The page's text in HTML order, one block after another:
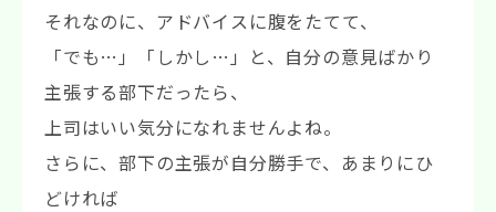
それなのに、アドバイスに腹をたてて、
「でも…」「しかし…」と、自分の意見ばかり
主張する部下だったら、
上司はいい気分になれませんよね。
さらに、部下の主張が自分勝手で、あまりにひ
どければ